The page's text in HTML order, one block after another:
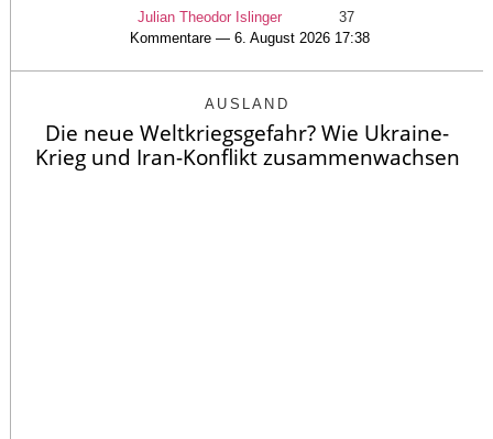
Julian Theodor Islinger
37
Kommentare — 6. August 2026 17:38
AUSLAND
Die neue Weltkriegsgefahr? Wie Ukraine-
Krieg und Iran-Konflikt zusammenwachsen